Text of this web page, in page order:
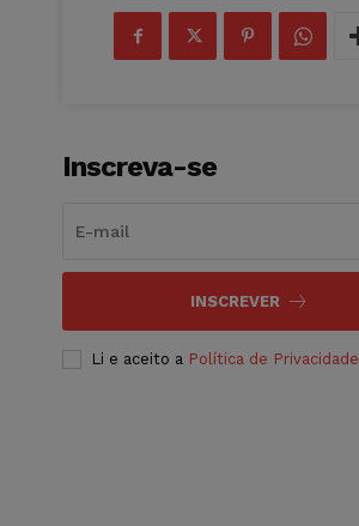
Inscreva-se
INSCREVER
Li e aceito a Política de Privacidade